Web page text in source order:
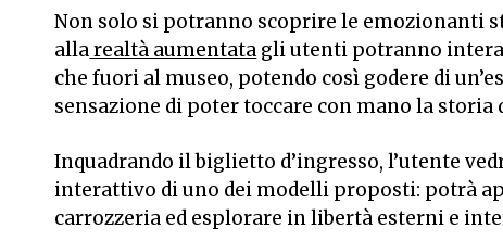
Non solo si potranno scoprire le emozionanti
allarealtà aumentata gli utenti potranno
che fuori al museo, potendo così godere di
sensazione di poter toccare con mano la storia
Inquadrando il biglietto d’ingresso, l’utente
interattivo di uno dei modelli proposti: potrà
carrozzeria ed esplorare in libertà esterni e